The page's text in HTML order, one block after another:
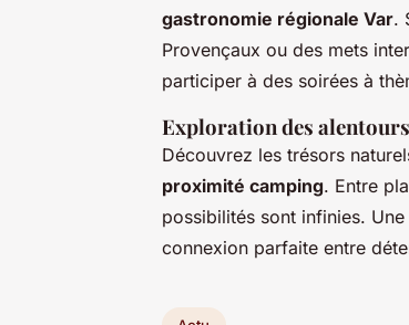
gastronomie régionale Var.
Provençaux ou des mets
participer à des soirées à
Exploration des
Découvrez les trésors
proximité camping. Entre
possibilités sont infinies.
connexion parfaite entre